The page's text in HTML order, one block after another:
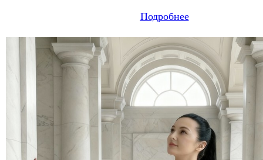
Подробнее